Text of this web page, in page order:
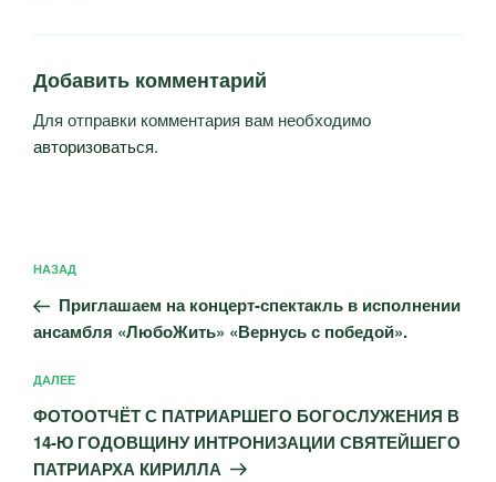
Добавить комментарий
Для отправки комментария вам необходимо
авторизоваться.
по
записям
Предыдущая
запись:
НАЗАД
Приглашаем на концерт-спектакль в исполнении
ансамбля «ЛюбоЖить» «Вернусь с победой».
Следующая
запись
ДАЛЕЕ
ФОТООТЧЁТ С ПАТРИАРШЕГО БОГОСЛУЖЕНИЯ В
14-Ю ГОДОВЩИНУ ИНТРОНИЗАЦИИ СВЯТЕЙШЕГО
ПАТРИАРХА КИРИЛЛА